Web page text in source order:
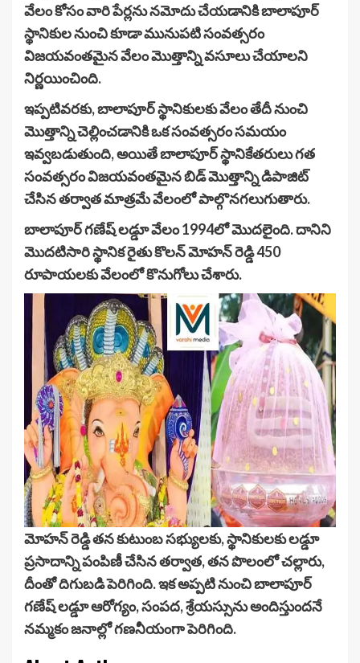
వేలం కోసం వారి పేర్లను నమోదు చేయడానికి బాలాపూర్
స్థానికుల నుంచి కూడా మునుపటి సంవత్సరం
విజయవంతమైన వేలం మొత్తాన్ని వసూలు చేయాలని
నిర్ణయించింది.
ఇప్పటివరకు, బాలాపూర్ స్థానికులకు వేలం తేదీ నుంచి
మొత్తాన్ని చెల్లించడానికి ఒక సంవత్సరం సమయం
ఇవ్వబడుతుంది, అయితే బాలాపూర్ స్థానికేతరులు గత
సంవత్సరం విజయవంతమైన బిడ్ మొత్తాన్ని డిపాజిట్
చేసిన తర్వాత మాత్రమే వేలంలో పాల్గొనగలుగుతారు.
బాలాపూర్ గణేష్ లడ్డూ వేలం 1994లో మొదలైంది. దానిని
మొదటిసారి స్థానిక రైతు కొలన్ మోహన్ రెడ్డి 450
రూపాయలకు వేలంలో కొనుగోలు చేశారు.
మోహన్ రెడ్డి తన కుటుంబ సభ్యులకు, స్థానికులకు లడ్డూ
ప్రసాదాన్ని పంపిణీ చేసిన తర్వాత, తన పొలంలో చల్లారు,
దీంతో దిగుబడి పెరిగింది. ఇక అప్పటి నుంచి బాలాపూర్
గణేష్ లడ్డూ ఆరోగ్యం, సంపద, శ్రేయస్సును అందిస్తుందనే
నమ్మకం జనాల్లో గణనీయంగా పెరిగింది.